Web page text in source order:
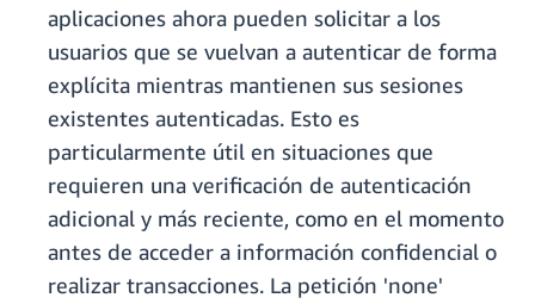
aplicaciones ahora pueden solicitar a los
usuarios que se vuelvan a autenticar de forma
explícita mientras mantienen sus sesiones
existentes autenticadas. Esto es
particularmente útil en situaciones que
requieren una verificación de autenticación
adicional y más reciente, como en el momento
antes de acceder a información confidencial o
realizar transacciones. La petición 'none'